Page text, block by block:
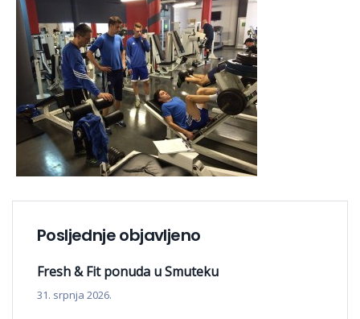
Posljednje objavljeno
Fresh & Fit ponuda u Smuteku
31. srpnja 2026.